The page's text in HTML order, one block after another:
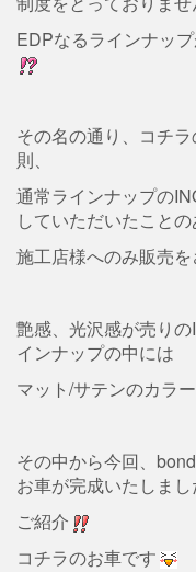
EDPなるラインナッ
その名の通り、コチ
則、
通常ラインナップの
していただいたことの
施工店様へのみ販売を
艶感、光沢感が売り
インナップの中には
マット/サテンのカラ
その中から今回、
お車が完成いたしま
ご紹介
コチラのお車です